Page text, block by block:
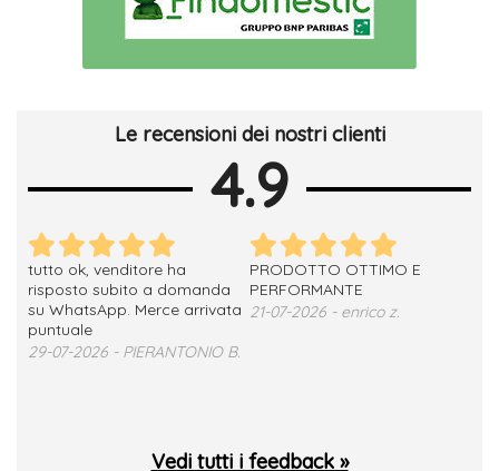
Le recensioni dei nostri clienti
4.9
tutto ok, venditore ha
risposto subito a domanda
su WhatsApp. Merce arrivata
puntuale
29-07-2026 - PIERANTONIO B.
PRODOTTO OTTIMO E
PERFORMANTE
21-07-2026 - enrico z.
Vedi tutti i feedback »